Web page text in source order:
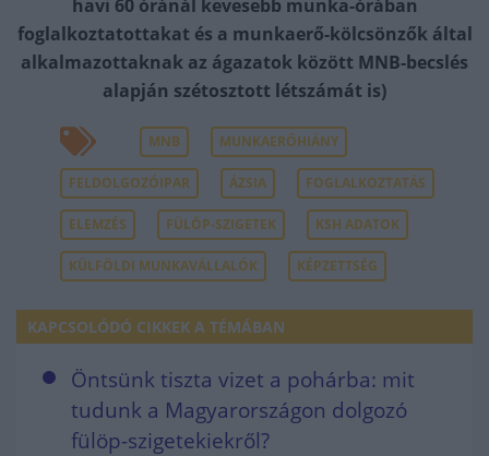
havi 60 óránál kevesebb munka-órában
foglalkoztatottakat és a munkaerő-kölcsönzők által
alkalmazottaknak az ágazatok között MNB-becslés
alapján szétosztott létszámát is)
MNB MUNKAERŐHIÁNY
FELDOLGOZÓIPAR ÁZSIA FOGLALKOZTATÁS
ELEMZÉS FÜLÖP-SZIGETEK KSH ADATOK
KÜLFÖLDI MUNKAVÁLLALÓK KÉPZETTSÉG
KAPCSOLÓDÓ CIKKEK A TÉMÁBAN
Öntsünk tiszta vizet a pohárba: mit
tudunk a Magyarországon dolgozó
fülöp-szigetekiekről?